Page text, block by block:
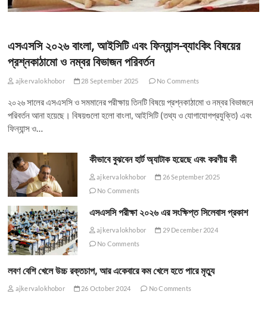
এসএসসি ২০২৬ বাংলা, আইসিটি এবং ফিন্যান্স-ব্যাংকিং বিষয়ের
প্রশ্নকাঠামো ও নম্বর বিভাজন পরিবর্তন
ajkervalokhobor 28 September 2025 No Comments
২০২৬ সালের এসএসসি ও সমমানের পরীক্ষায় তিনটি বিষয়ে প্রশ্নকাঠামো ও নম্বর বিভাজনে
পরিবর্তন আনা হয়েছে। বিষয়গুলো হলো বাংলা, আইসিটি (তথ্য ও যোগাযোগপ্রযুক্তি) এবং
ফিন্যান্স ও…
কীভাবে বুঝবেন হার্ট অ্যাটাক হয়েছে এবং করণীয় কী
ajkervalokhobor
26 September 2025
No Comments
এসএসসি পরীক্ষা ২০২৬ এর সংক্ষিপ্ত সিলেবাস প্রকাশ
ajkervalokhobor
29 December 2024
No Comments
লবণ বেশি খেলে উচ্চ রক্তচাপ, আর একেবারে কম খেলে হতে পারে মৃত্যু
ajkervalokhobor 26 October 2024 No Comments